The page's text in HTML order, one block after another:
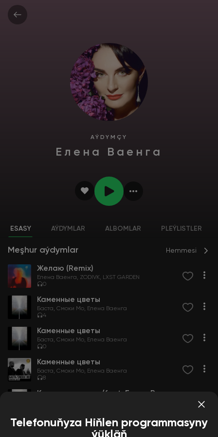
AÝDYMÇY
Елена Ваенга
ESASY AÝDYMLAR ALBOMLAR PLEÝLISTLER
Meşhur aýdymlar Hemmesi
Желаю (Remix)
Елена Ваенга ZODIVK
LXST GARDEN
0
Каменные цветы
Баста Смоки Мо
Елена Ваенга
4
Каменные цветы
Баста Смоки Мо
Елена Ваенга
0
Каменные цветы
Баста Смоки Мо
Елена Ваенга
8
Telefonuňyza Hiňlen programmasyny
ýükläň